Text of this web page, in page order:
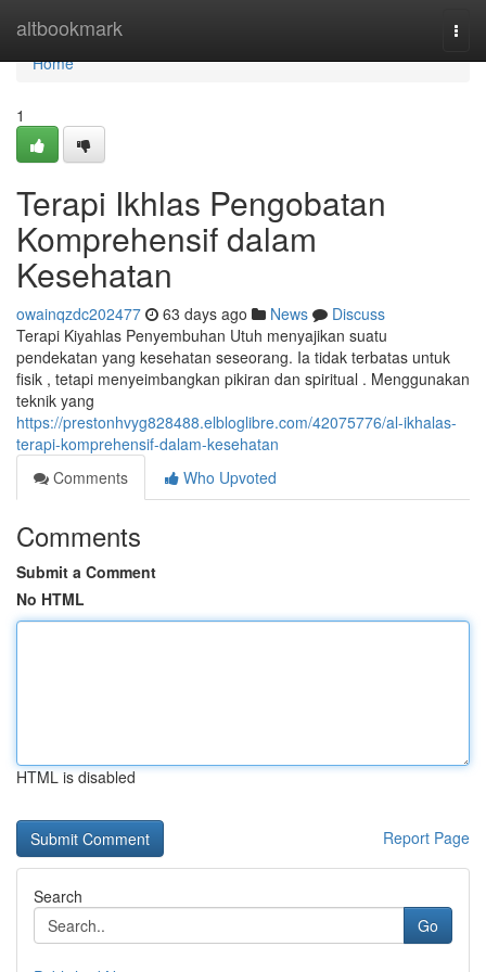
altbookmark
Home
Home
1
Terapi Ikhlas Pengobatan
Komprehensif dalam
Kesehatan
owainqzdc202477 63 days ago News
Discuss
Terapi Kiyahlas Penyembuhan Utuh menyajikan suatu
pendekatan yang kesehatan seseorang. Ia tidak terbatas untuk
fisik , tetapi menyeimbangkan pikiran dan spiritual . Menggunakan
teknik yang
https://prestonhvyg828488.elbloglibre.com/42075776/al-ikhalas-
terapi-komprehensif-dalam-kesehatan
Comments
Who Upvoted
Comments
Submit a Comment
No HTML
HTML is disabled
Report Page
Search
Go